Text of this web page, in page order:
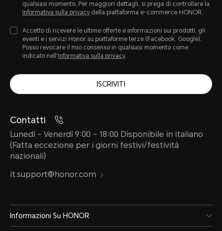
qualsiasi momento. Per maggiori dettagli, si prega di controllare la
Informativa sulla privacy della piattaforma e-commerce HONOR.
Accetto di ricevere le ultime offerte e informazioni sui prodotti, gli
eventi e i servizi Honor su piattaforme terze (Facebook, Google).
Posso revocare il mio consenso in qualsiasi momento come
indicato nell' Informativa sulla privacy.
ISCRIVITI
Contatti
Lunedì – Venerdì 9:00 – 18:00 Disponibile in italiano
(Fatta eccezione per i giorni festivi/festività
nazionali)
it.support@honor.com
Informazioni Su HONOR